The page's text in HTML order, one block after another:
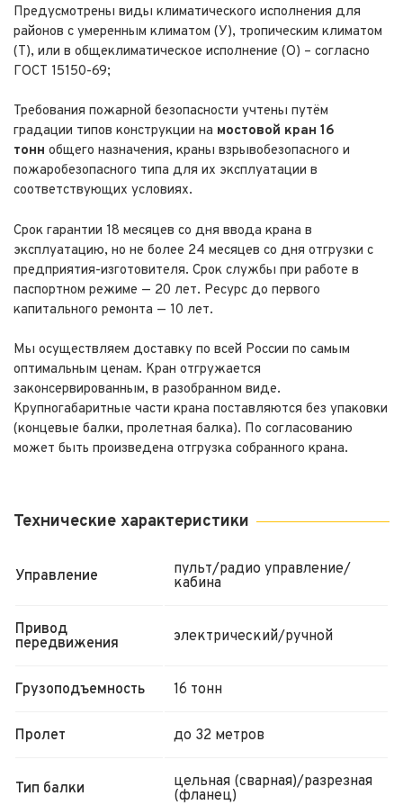
Предусмотрены виды климатического исполнения для
районов с умеренным климатом (У), тропическим климатом
(Т), или в общеклиматическое исполнение (О) – согласно
ГОСТ 15150-69;
Требования пожарной безопасности учтены путём
градации типов конструкции на мостовой кран 16
тонн общего назначения, краны взрывобезопасного и
пожаробезопасного типа для их эксплуатации в
соответствующих условиях.
Срок гарантии 18 месяцев со дня ввода крана в
эксплуатацию, но не более 24 месяцев со дня отгрузки с
предприятия-изготовителя. Срок службы при работе в
паспортном режиме — 20 лет. Ресурс до первого
капитального ремонта — 10 лет.
Мы осуществляем доставку по всей России по самым
оптимальным ценам. Кран отгружается
законсервированным, в разобранном виде.
Крупногабаритные части крана поставляются без упаковки
(концевые балки, пролетная балка). По согласованию
может быть произведена отгрузка собранного крана.
Технические характеристики
Управление
пульт/радио управление/
кабина
Привод
передвижения
электрический/ручной
Грузоподъемность 16 тонн
Пролет до 32 метров
Тип балки
цельная (сварная)/разрезная
(фланец)